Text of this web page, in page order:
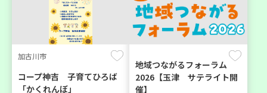
加古川市
コープ神吉 子育てひろば
「かくれんぼ」
地域つながるフォーラム
2026【玉津 サテライト開
催】